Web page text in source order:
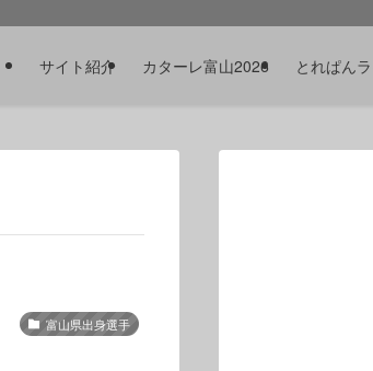
サイト紹介 カターレ富山2026 とれぱん
富山県出身選手